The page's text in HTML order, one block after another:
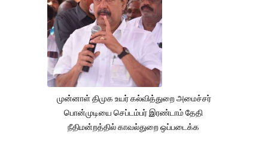
முன்னாள் திமுக உயர் கல்வித்துறை அமைச்சர்
பொன்முடியை செப்டம்பர் இரண்டாம் தேதி
நீதிமன்றத்தில் காவல்துறை ஒப்படைக்க